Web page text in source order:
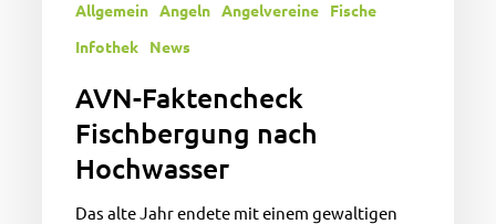
Allgemein Angeln Angelvereine
Fische
Infothek
News
AVN-Faktencheck
Fischbergung nach
Hochwasser
Das alte Jahr endete mit einem gewaltigen